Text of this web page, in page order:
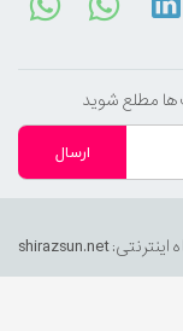
ها مطلع شوید
shirazsun.net